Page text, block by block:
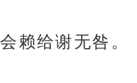
赖给谢无咎。